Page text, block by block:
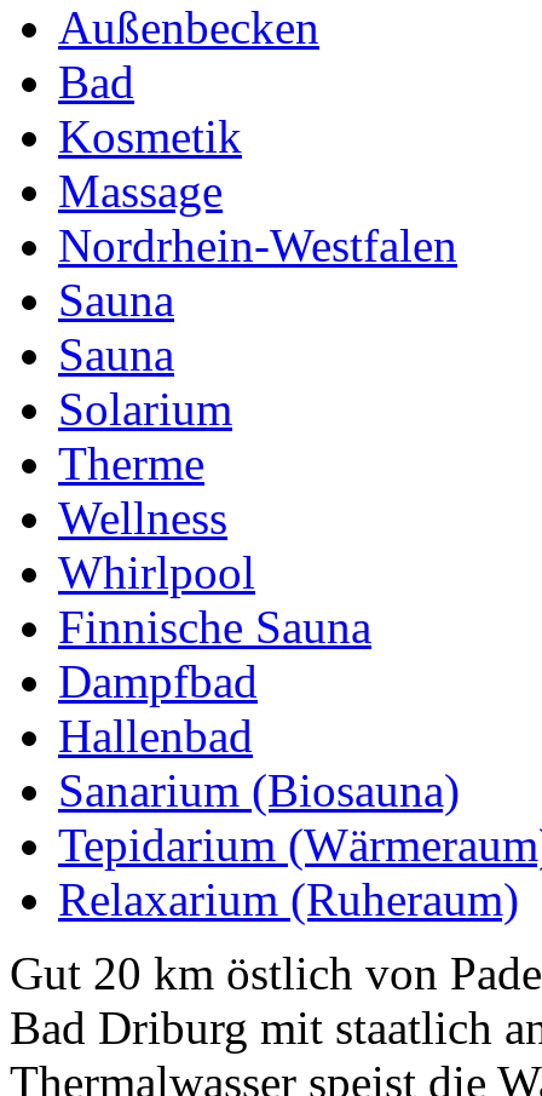
Außenbecken
Bad
Kosmetik
Massage
Nordrhein-Westfalen
Sauna
Sauna
Solarium
Therme
Wellness
Whirlpool
Finnische Sauna
Dampfbad
Hallenbad
Sanarium (Biosauna)
Tepidarium
Relaxarium (Ruheraum)
Gut 20 km östlich von
Bad Driburg mit staatlich
Thermalwasser speist die